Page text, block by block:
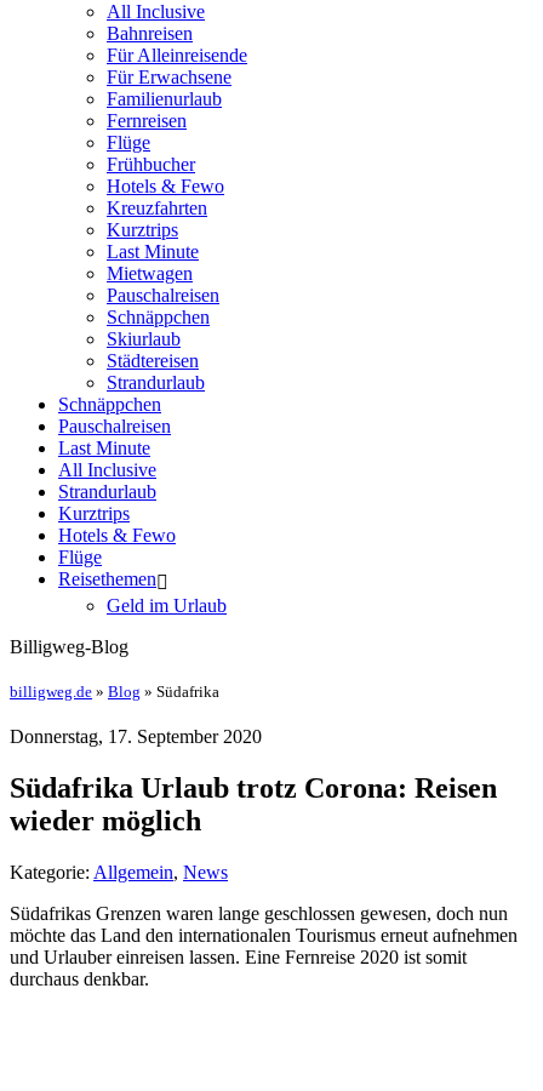
All Inclusive
Bahnreisen
Für Alleinreisende
Für Erwachsene
Familienurlaub
Fernreisen
Flüge
Frühbucher
Hotels & Fewo
Kreuzfahrten
Kurztrips
Last Minute
Mietwagen
Pauschalreisen
Schnäppchen
Skiurlaub
Städtereisen
Strandurlaub
Schnäppchen
Pauschalreisen
Last Minute
All Inclusive
Strandurlaub
Kurztrips
Hotels & Fewo
Flüge
Reisethemen
Geld im Urlaub
Billigweg-Blog
billigweg.de » Blog » Südafrika
Donnerstag, 17. September 2020
Südafrika Urlaub trotz Corona: Reisen
wieder möglich
Kategorie: Allgemein, News
Südafrikas Grenzen waren lange geschlossen gewesen, doch nun
möchte das Land den internationalen Tourismus erneut aufnehmen
und Urlauber einreisen lassen. Eine Fernreise 2020 ist somit
durchaus denkbar.